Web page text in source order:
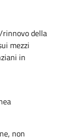
rinnovo della
mezzi
in
non